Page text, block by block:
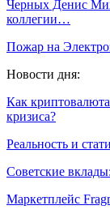
Черных Денис
коллегии…
Пожар на
Новости дня:
Как
кризиса?
Реальность и
Советские
Маркетплейс